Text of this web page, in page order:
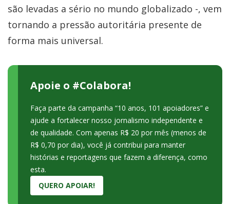
são levadas a sério no mundo globalizado -, vem
tornando a pressão autoritária presente de
forma mais universal.
Apoie o #Colabora!
Faça parte da campanha “10 anos, 101 apoiadores” e
ajude a fortalecer nosso jornalismo independente e
de qualidade. Com apenas R$ 20 por mês (menos de
R$ 0,70 por dia), você já contribui para manter
histórias e reportagens que fazem a diferença, como
esta.
QUERO APOIAR!